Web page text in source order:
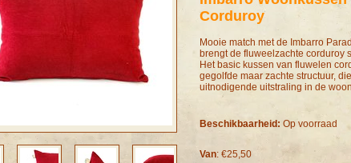
Corduroy
Mooie match met de Imbarro
brengt de fluweelzachte corduroy
Het basic kussen van fluwelen
gegolfde maar zachte structuur,
uitnodigende uitstraling in de
Beschikbaarheid: Op voorraad
Van: €25,50